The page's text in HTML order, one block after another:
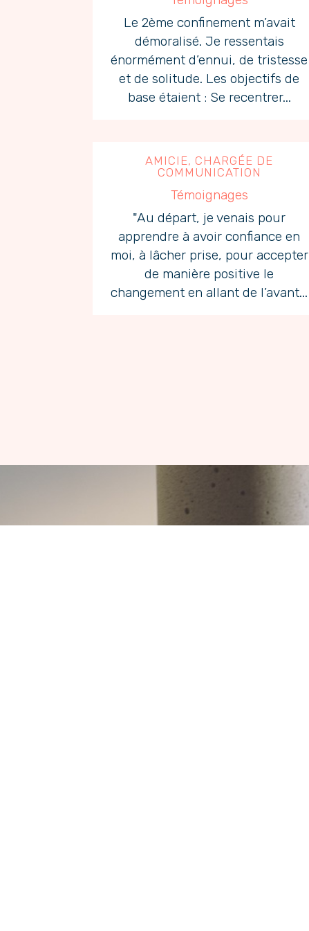
Le 2ème confinement m’avait
démoralisé. Je ressentais
énormément d’ennui, de tristesse
et de solitude. Les objectifs de
base étaient : Se recentrer...
AMICIE, CHARGÉE DE
COMMUNICATION
Témoignages
"Au départ, je venais pour
apprendre à avoir confiance en
moi, à lâcher prise, pour accepter
de manière positive le
changement en allant de l’avant...